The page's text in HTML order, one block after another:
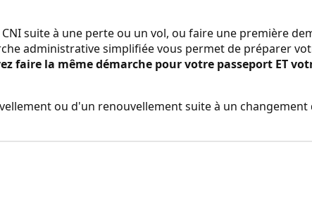
suite à une perte ou un vol, ou faire une première
administrative simplifiée vous permet de préparer
faire la même démarche pour votre passeport ET
ou d'un renouvellement suite à un changement